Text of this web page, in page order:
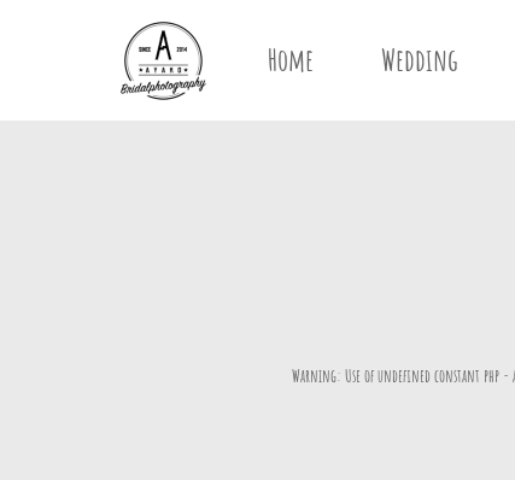
Home Wedding
Warning: Use of undefined constant php